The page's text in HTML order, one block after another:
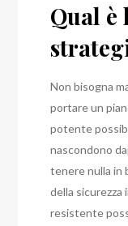
Qual
Non bisogna
portare un
potente
nascondono
tenere nulla in
della sicurezza
resistente